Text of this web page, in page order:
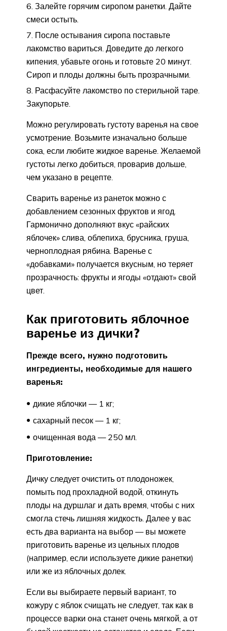
Залейте горячим сиропом ранетки. Дайте
смеси остыть.
После остывания сиропа поставьте
лакомство вариться. Доведите до легкого
кипения, убавьте огонь и готовьте 20 минут.
Сироп и плоды должны быть прозрачными.
Расфасуйте лакомство по стерильной таре.
Закупорьте.
Можно регулировать густоту варенья на свое
усмотрение. Возьмите изначально больше
сока, если любите жидкое варенье. Желаемой
густоты легко добиться, проварив дольше,
чем указано в рецепте.
Сварить варенье из ранеток можно с
добавлением сезонных фруктов и ягод.
Гармонично дополняют вкус «райских
яблочек» слива, облепиха, брусника, груша,
черноплодная рябина. Варенье с
«добавками» получается вкусным, но теряет
прозрачность: фрукты и ягоды «отдают» свой
цвет.
Как приготовить яблочное
варенье из дички?
Прежде всего, нужно подготовить
ингредиенты, необходимые для нашего
варенья:
дикие яблочки — 1 кг;
сахарный песок — 1 кг;
очищенная вода — 250 мл.
Приготовление:
Дичку следует очистить от плодоножек,
помыть под прохладной водой, откинуть
плоды на дуршлаг и дать время, чтобы с них
смогла стечь лишняя жидкость. Далее у вас
есть два варианта на выбор — вы можете
приготовить варенье из цельных плодов
(например, если используете дикие ранетки)
или же из яблочных долек.
Если вы выбираете первый вариант, то
кожуру с яблок счищать не следует, так как в
процессе варки она станет очень мягкой, а от